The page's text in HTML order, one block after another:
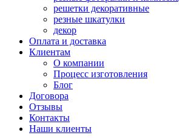
решетки декоративные
резные шкатулки
декор
Оплата и доставка
Клиентам
О компании
Процесс изготовления
Блог
Договора
Отзывы
Контакты
Наши клиенты